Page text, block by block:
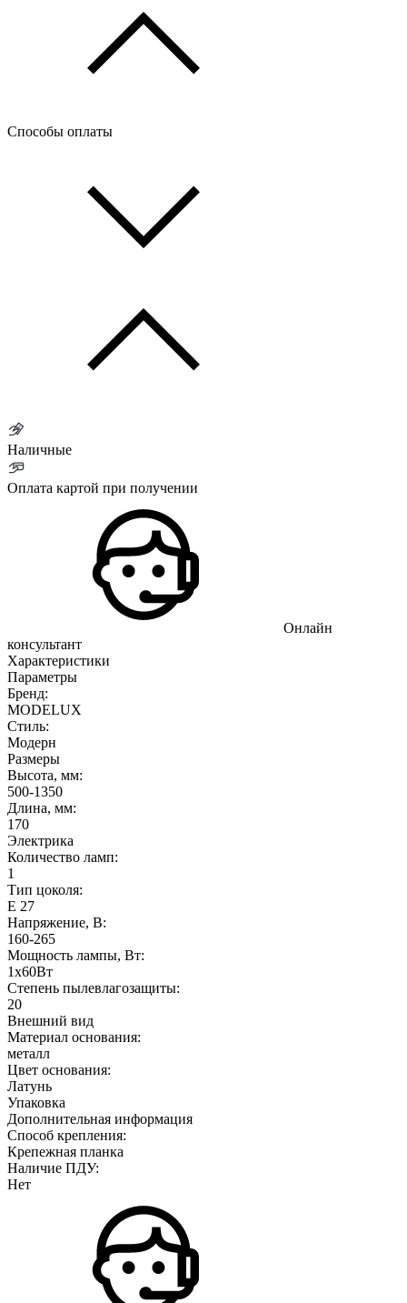
Способы оплаты
Наличные
Оплата картой при получении
Онлайн
консультант
Характеристики
Параметры
Бренд:
MODELUX
Стиль:
Модерн
Размеры
Высота, мм:
500-1350
Длина, мм:
170
Электрика
Количество ламп:
1
Тип цоколя:
Е 27
Напряжение, В:
160-265
Мощность лампы, Вт:
1x60Вт
Степень пылевлагозащиты:
20
Внешний вид
Материал основания:
металл
Цвет основания:
Латунь
Упаковка
Дополнительная информация
Способ крепления:
Крепежная планка
Наличие ПДУ:
Нет